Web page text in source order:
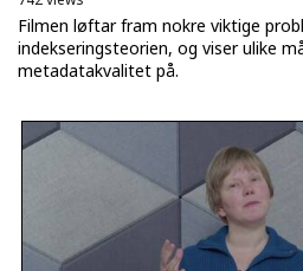
Filmen løftar fram nokre viktige
indekseringsteorien, og viser ulike
metadatakvalitet på.